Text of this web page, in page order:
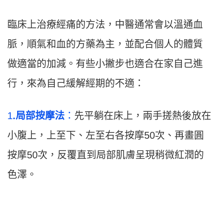
臨床上治療經痛的方法，中醫通常會以溫通血
脈，順氣和血的方藥為主，並配合個人的體質
做適當的加減。有些小撇步也適合在家自己進
行，來為自己緩解經期的不適：
1.局部按摩法 ： 先平躺在床上，兩手搓熱後放在
小腹上，上至下、左至右各按摩50次、再畫圓
按摩50次，反覆直到局部肌膚呈現稍微紅潤的
色澤。